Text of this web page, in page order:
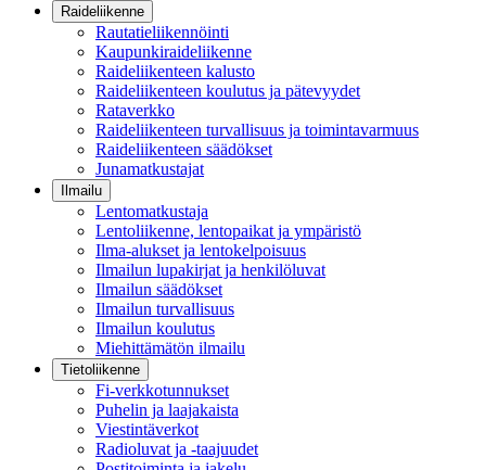
Raideliikenne
Rautatieliikennöinti
Kaupunkiraideliikenne
Raideliikenteen kalusto
Raideliikenteen koulutus ja pätevyydet
Rataverkko
Raideliikenteen turvallisuus ja toimintavarmuus
Raideliikenteen säädökset
Junamatkustajat
Ilmailu
Lentomatkustaja
Lentoliikenne, lentopaikat ja ympäristö
Ilma-alukset ja lentokelpoisuus
Ilmailun lupakirjat ja henkilöluvat
Ilmailun säädökset
Ilmailun turvallisuus
Ilmailun koulutus
Miehittämätön ilmailu
Tietoliikenne
Fi-verkkotunnukset
Puhelin ja laajakaista
Viestintäverkot
Radioluvat ja -taajuudet